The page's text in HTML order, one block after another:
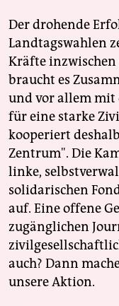
Der drohende
Landtagswahlen
Kräfte inzwischen
braucht es
und vor allem mit
für eine starke
kooperiert
Zentrum". Die
linke,
solidarischen
auf. Eine offene
zugänglichen
auch? Dann
unsere Aktion.